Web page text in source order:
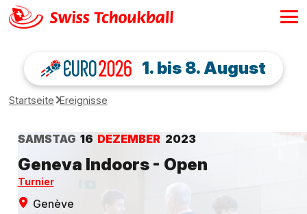
1. bis 8. August
Startseite Ereignisse
SAMSTAG 16 DEZEMBER 2023
Geneva Indoors - Open
Turnier
Genève